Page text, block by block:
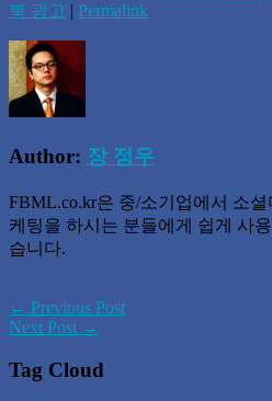
북 광고 | Permalink
Author: 장 정우
FBML.co.kr은 중/소기업에서 소
케팅을 하시는 분들에게 쉽게 사
습니다.
← Previous Post
Next Post →
Tag Cloud